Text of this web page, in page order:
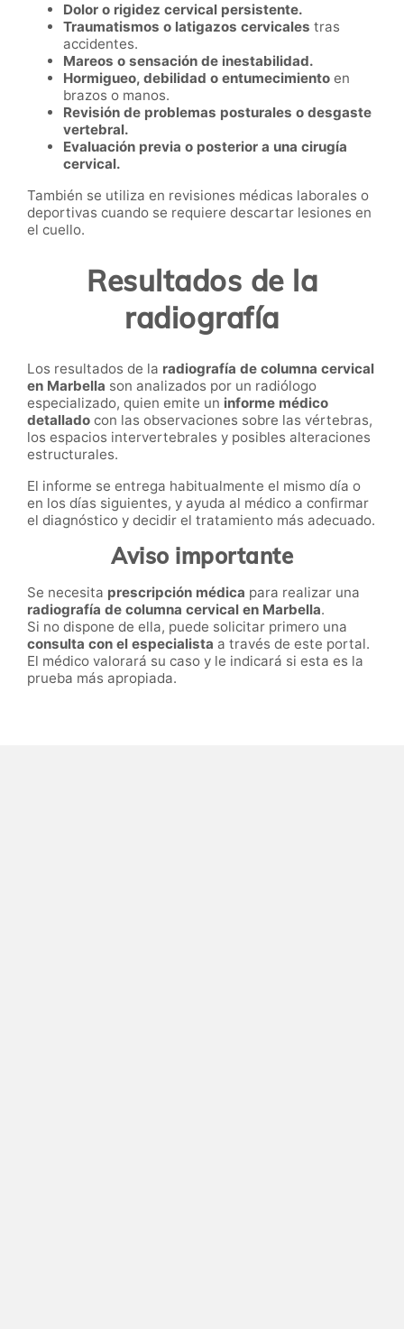
Dolor o rigidez cervical persistente.
Traumatismos o latigazos cervicales tras
accidentes.
Mareos o sensación de inestabilidad.
Hormigueo, debilidad o entumecimiento en
brazos o manos.
Revisión de problemas posturales o desgaste
vertebral.
Evaluación previa o posterior a una cirugía
cervical.
También se utiliza en revisiones médicas laborales o
deportivas cuando se requiere descartar lesiones en
el cuello.
Resultados de la
radiografía
Los resultados de la radiografía de columna cervical
en Marbella son analizados por un radiólogo
especializado, quien emite un informe médico
detallado con las observaciones sobre las vértebras,
los espacios intervertebrales y posibles alteraciones
estructurales.
El informe se entrega habitualmente el mismo día o
en los días siguientes, y ayuda al médico a confirmar
el diagnóstico y decidir el tratamiento más adecuado.
Aviso importante
Se necesita prescripción médica para realizar una
radiografía de columna cervical en Marbella.
Si no dispone de ella, puede solicitar primero una
consulta con el especialista a través de este portal.
El médico valorará su caso y le indicará si esta es la
prueba más apropiada.